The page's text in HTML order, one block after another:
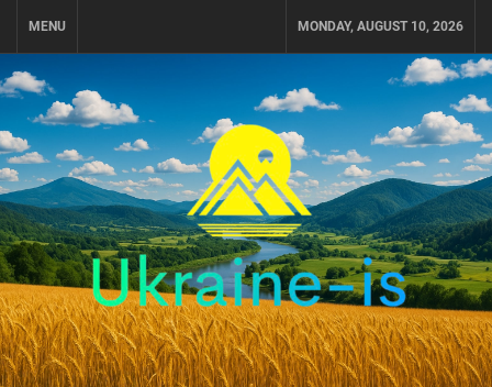
MENU MONDAY, AUGUST 10, 2026
UKRAINE-IS
ПОДОРОЖI ПО УКРАЇНІ